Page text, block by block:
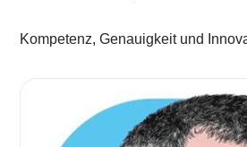
Kompetenz, Genauigkeit und